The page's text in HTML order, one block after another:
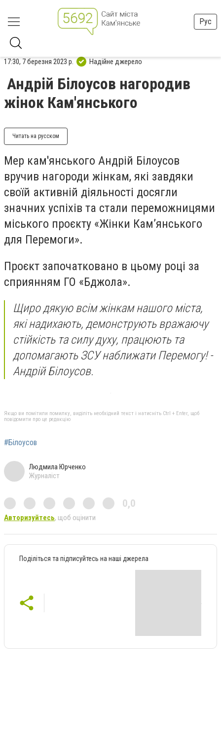
Рус
17:30, 7 березня 2023 р. Надійне джерело
Андрій Білоусов нагородив
жінок Кам'янського
Читать на русском
Мер кам'янського Андрій Білоусов
вручив нагороди жінкам, які завдяки
своїй активній діяльності досягли
значних успіхів та стали переможницями
міського проєкту «Жінки Кам’янського
для Перемоги».
Проєкт започатковано в цьому році за
сприянням ГО «Бджола».
Щиро дякую всім жінкам нашого міста,
які надихають, демонструють вражаючу
стійкість та силу духу, працюють та
допомагають ЗСУ наближати Перемогу! -
Андрій Білоусов.
Якщо ви помітили помилку, виділіть необхідний текст і натисніть Ctrl + Enter, щоб
повідомити про це редакцію
#Білоусов
Людмила Юрченко
Журналіст
0,0
Авторизуйтесь, щоб оцінити
Поділіться та підписуйтесь на наші джерела